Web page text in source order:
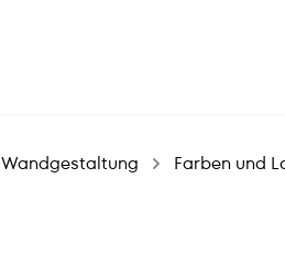
Wandgestaltung Farben und